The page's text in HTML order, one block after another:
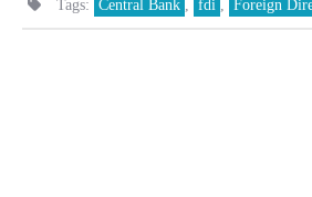
Tags: Central Bank fdi Foreign